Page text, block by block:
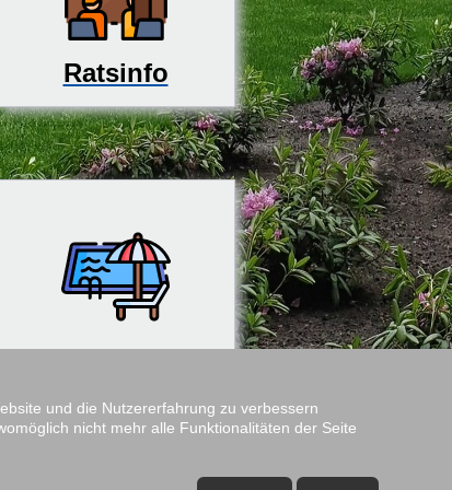
Ratsinfo
und die Nutzererfahrung zu verbessern
nicht mehr alle Funktionalitäten der Seite